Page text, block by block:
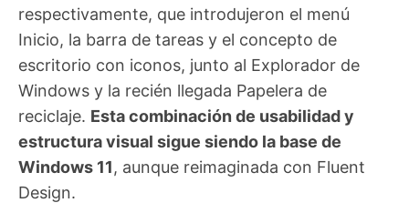
respectivamente, que introdujeron el menú
Inicio, la barra de tareas y el concepto de
escritorio con iconos, junto al Explorador de
Windows y la recién llegada Papelera de
reciclaje. Esta combinación de usabilidad y
estructura visual sigue siendo la base de
Windows 11, aunque reimaginada con Fluent
Design.